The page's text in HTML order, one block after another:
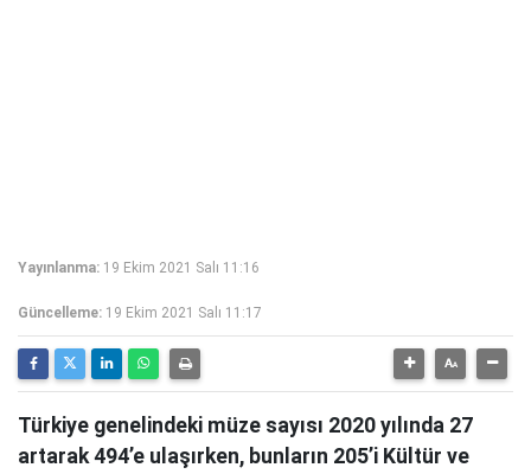
Yayınlanma: 19 Ekim 2021 Salı 11:16
Güncelleme: 19 Ekim 2021 Salı 11:17
Türkiye genelindeki müze sayısı 2020 yılında 27
artarak 494’e ulaşırken, bunların 205’i Kültür ve